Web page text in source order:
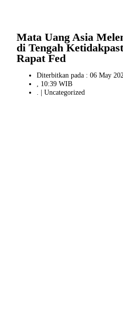
Mata Uang Asia
di Tengah
Rapat Fed
Diterbitkan pada : 06 May
, 10:39 WIB
. | Uncategorized